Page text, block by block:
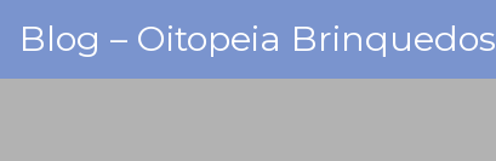
content
Blog – Oitopeia Brinquedos